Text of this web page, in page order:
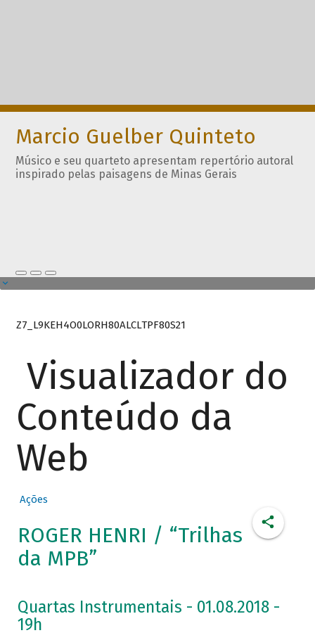
Marcio Guelber Quinteto
Músico e seu quarteto apresentam repertório autoral
inspirado pelas paisagens de Minas Gerais
Z7_L9KEH4O0LORH80ALCLTPF80S21
Visualizador do
Conteúdo da
Web
Ações
ROGER HENRI / “Trilhas
da MPB”
Quartas Instrumentais - 01.08.2018 -
19h